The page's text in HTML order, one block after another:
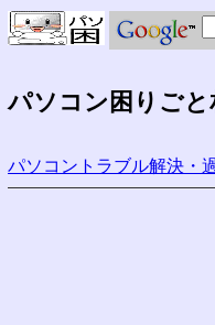
パソコン困りご
パソコントラブル解決・